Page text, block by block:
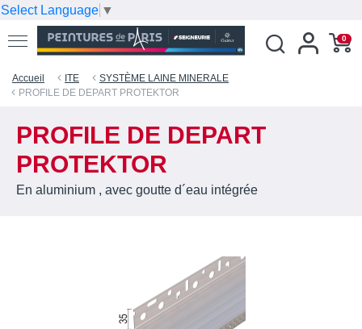
Select Language ▼
0
Accueil ITE
SYSTÈME LAINE MINERALE
PROFILE DE DEPART PROTEKTOR
PROFILE DE DEPART
PROTEKTOR
En aluminium , avec goutte d´eau intégrée